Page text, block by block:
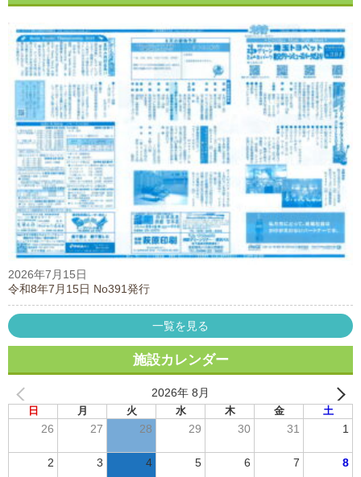
2026年7月15日
令和8年7月15日 No391発行
一覧を見る
施設カレンダー
2026年 8月
日 月 火 水 木 金 土
26 27 28 29 30 31 1
2 3 4 5 6 7 8